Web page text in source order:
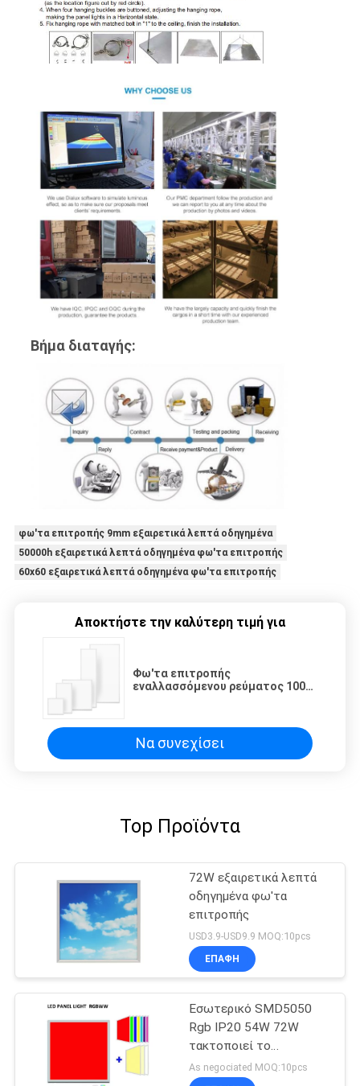
Βήμα διαταγής:
φω'τα επιτροπής 9mm εξαιρετικά λεπτά οδηγημένα
50000h εξαιρετικά λεπτά οδηγημένα φω'τα επιτροπής
60x60 εξαιρετικά λεπτά οδηγημένα φω'τα επιτροπής
Αποκτήστε την καλύτερη τιμή για
Φω'τα επιτροπής
εναλλασσόμενου ρεύματος 100V
Να συνεχίσει
Top Προϊόντα
72W εξαιρετικά λεπτά
οδηγημένα φω'τα
επιτροπής
USD3.9-USD9.9 MOQ:10pcs
ΕΠΑΦΉ
Εσωτερικό SMD5050
Rgb IP20 54W 72W
τακτοποιεί το
οδηγημένο φως
επιτροπής
As negociated MOQ:10pcs